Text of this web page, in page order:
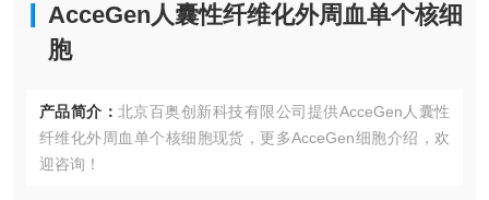
AcceGen人囊性纤维化外周血单个核细
胞
产品简介： 北京百奥创新科技有限公司提供AcceGen人囊性
纤维化外周血单个核细胞现货，更多AcceGen细胞介绍，欢
迎咨询！